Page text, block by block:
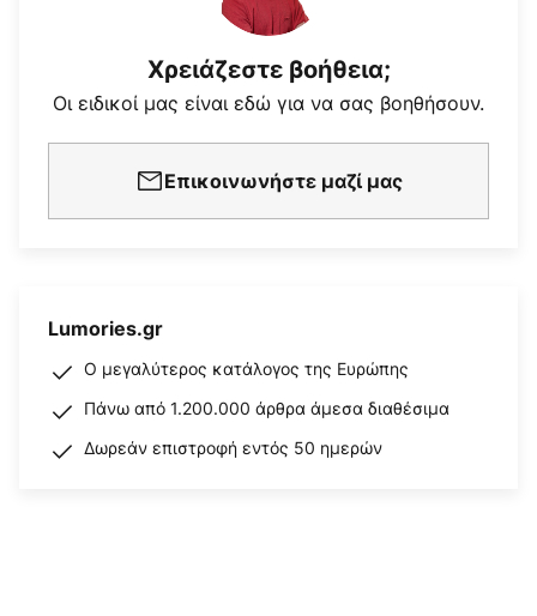
Χρειάζεστε βοήθεια;
Οι ειδικοί μας είναι εδώ για να σας βοηθήσουν.
Επικοινωνήστε μαζί μας
Lumories.gr
Ο μεγαλύτερος κατάλογος της Ευρώπης
Πάνω από 1.200.000 άρθρα άμεσα διαθέσιμα
Δωρεάν επιστροφή εντός 50 ημερών